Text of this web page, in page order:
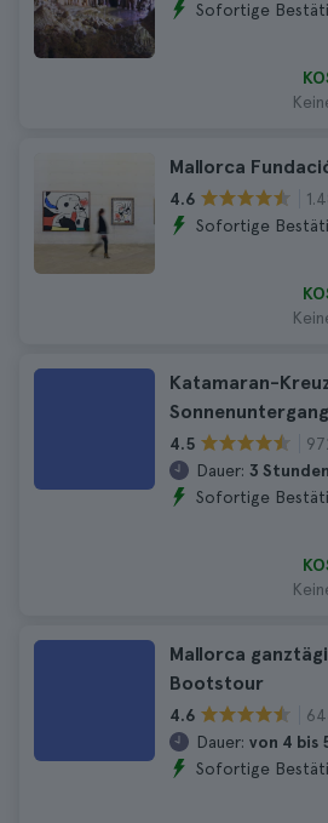
Sofortige
Mallorca
4.6
Sofortige
Katamaran-
4.5
Dauer: 3 Stunden
Sofortige
Mallorca
Bootstour
4.6
Dauer: von 4 bis
Sofortige